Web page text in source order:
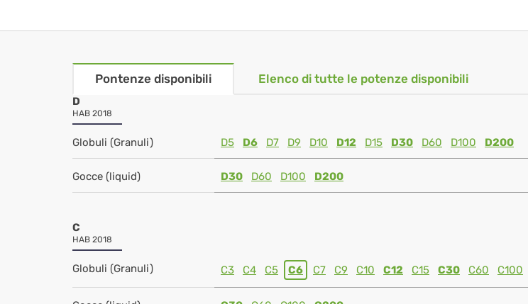
Pontenze disponibili Elenco di tutte le potenze disponibili
D
HAB 2018
Globuli (Granuli) D5 D6 D7 D9 D10 D12 D15 D30 D60 D100 D200
Gocce (liquid) D30 D60 D100 D200
C
HAB 2018
Globuli (Granuli) C3 C4 C5 C6 C7 C9 C10 C12 C15 C30 C60 C100